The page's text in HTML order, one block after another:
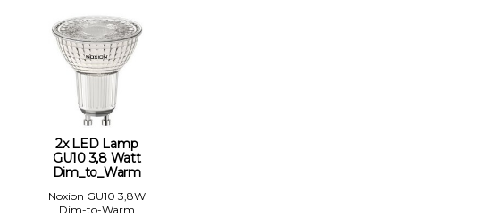
2x LED Lamp
GU10 3,8 Watt
Dim_to_Warm
Noxion GU10 3,8W
Dim-to-Warm